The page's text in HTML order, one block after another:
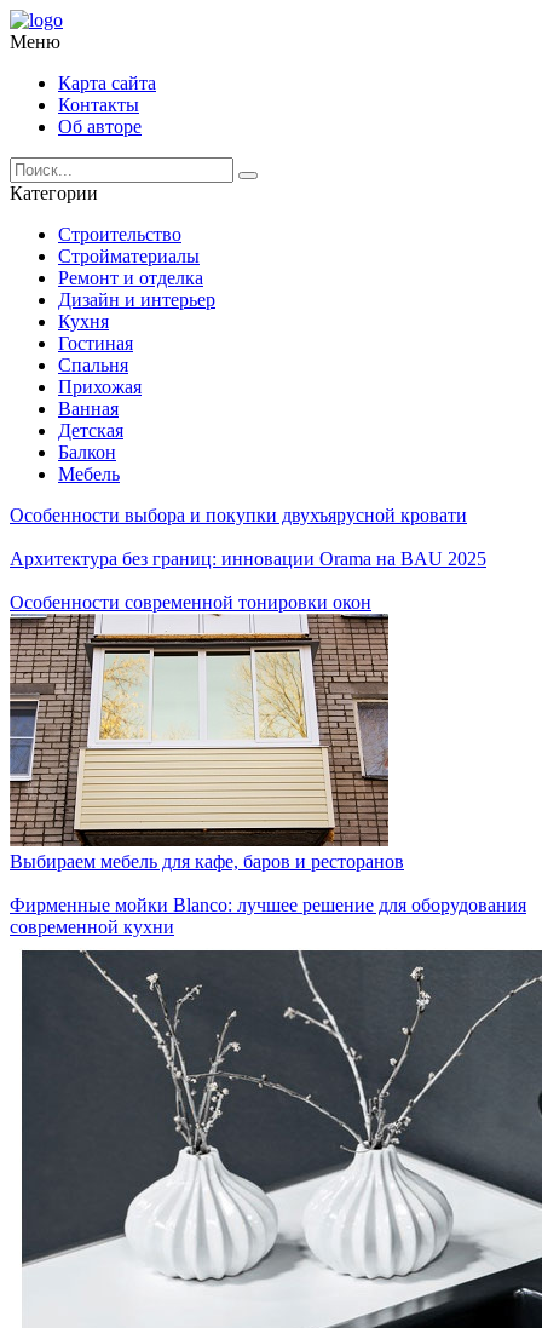
Меню
Карта сайта
Контакты
Об авторе
Категории
Строительство
Стройматериалы
Ремонт и отделка
Дизайн и интерьер
Кухня
Гостиная
Спальня
Прихожая
Ванная
Детская
Балкон
Мебель
Особенности выбора и покупки двухъярусной кровати
Архитектура без границ: инновации Orama на BAU 2025
Особенности современной тонировки окон
Выбираем мебель для кафе, баров и ресторанов
Фирменные мойки Blanco: лучшее решение для оборудования
современной кухни